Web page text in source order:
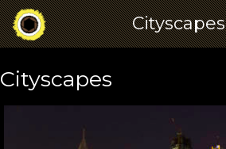
Cityscapes
Cityscapes